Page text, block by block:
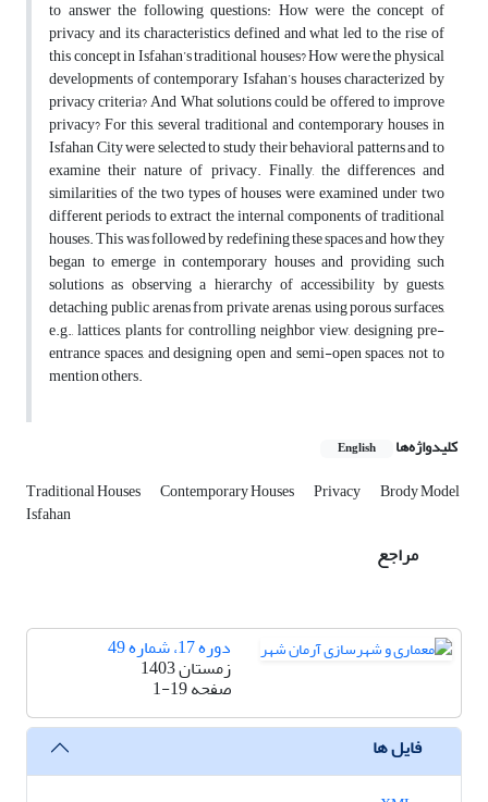
to answer the following questions: How were the concept of
privacy and its characteristics defined and what led to the rise of
this concept in Isfahan’s traditional houses? How were the physical
developments of contemporary Isfahan’s houses characterized by
privacy criteria? And What solutions could be offered to improve
privacy? For this, several traditional and contemporary houses in
Isfahan City were selected to study their behavioral patterns and to
examine their nature of privacy. Finally, the differences and
similarities of the two types of houses were examined under two
different periods to extract the internal components of traditional
houses. This was followed by redefining these spaces and how they
began to emerge in contemporary houses and providing such
solutions as observing a hierarchy of accessibility by guests,
detaching public arenas from private arenas, using porous surfaces,
e.g., lattices, plants for controlling neighbor view, designing pre-
entrance spaces, and designing open and semi-open spaces, not to
mention others.
کلیدواژه‌ها English
Traditional Houses Contemporary Houses Privacy Brody Model
Isfahan
مراجع
دوره 17، شماره 49
زمستان 1403
صفحه1-19
فایل ها